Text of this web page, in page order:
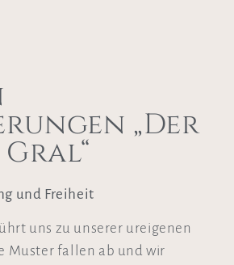
„Der
und Freiheit
uns zu unserer ureigenen
Muster fallen ab und wir